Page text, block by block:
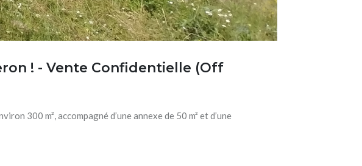
! - Vente Confidentielle (Off
300 m², accompagné d’une annexe de 50 m² et d’une